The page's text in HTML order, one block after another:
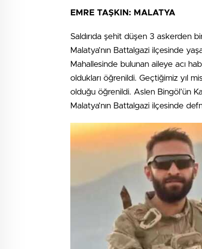
EMRE TAŞKIN: MALATYA
Saldırıda şehit düşen 3 askerden
Malatya’nın Battalgazi ilçesinde
Mahallesinde bulunan aileye acı
oldukları öğrenildi. Geçtiğimiz yıl
olduğu öğrenildi. Aslen Bingöl’ün
Malatya’nın Battalgazi ilçesinde